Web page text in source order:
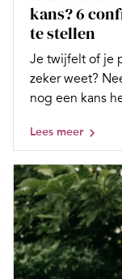
kans? 6
te stellen
Je twijfelt of je
zeker weet?
nog een kans
Lees meer